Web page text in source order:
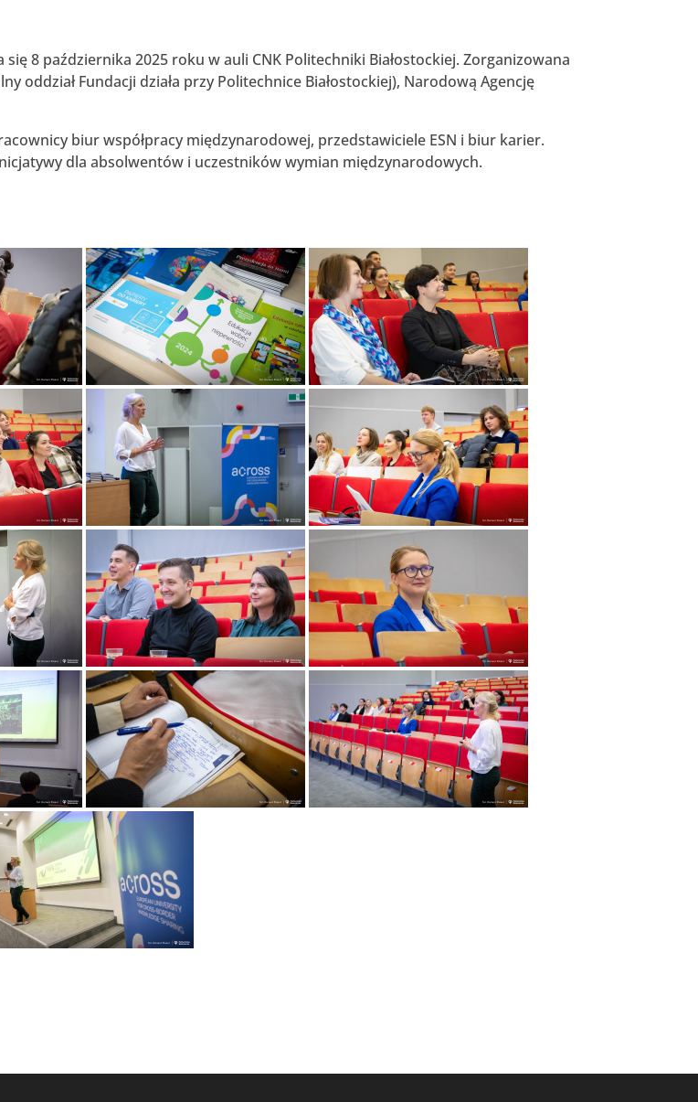
się 8 października 2025 roku w auli CNK Politechniki Białostockiej. Zorganizowana
oddział Fundacji działa przy Politechnice Białostockiej), Narodową Agencję
biur współpracy międzynarodowej, przedstawiciele ESN i biur karier.
dla absolwentów i uczestników wymian międzynarodowych.